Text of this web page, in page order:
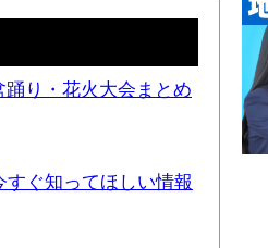
踊り・花火大会まとめ
ぐ知ってほしい情報